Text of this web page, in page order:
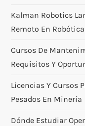
Kalman Robotics
Remoto En
Cursos De
Requisitos Y
Licencias Y Cursos
Pesados En Minería
Dónde Estudiar